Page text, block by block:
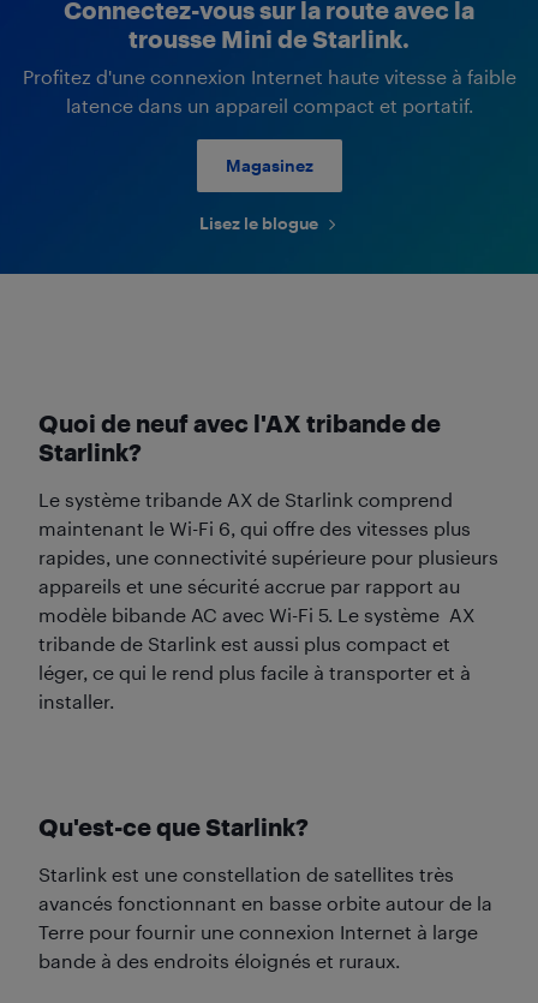
Connectez-vous sur la route avec la
trousse Mini de Starlink.
Profitez d'une connexion Internet haute vitesse à faible
latence dans un appareil compact et portatif.
Magasinez
Lisez le blogue
Quoi de neuf avec l'AX tribande de
Starlink?
Le système tribande AX de Starlink comprend
maintenant le Wi-Fi 6, qui offre des vitesses plus
rapides, une connectivité supérieure pour plusieurs
appareils et une sécurité accrue par rapport au
modèle bibande AC avec Wi-Fi 5. Le système AX
tribande de Starlink est aussi plus compact et
léger, ce qui le rend plus facile à transporter et à
installer.
Qu'est-ce que Starlink?
Starlink est une constellation de satellites très
avancés fonctionnant en basse orbite autour de la
Terre pour fournir une connexion Internet à large
bande à des endroits éloignés et ruraux.